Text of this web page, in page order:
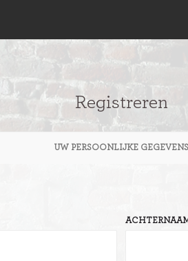
Registreren
UW PERSOONLIJKE GEGEVENS